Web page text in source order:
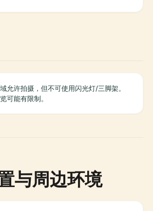
允许拍摄，但不可使用闪光灯/三脚架。
可能有限制。
与周边环境